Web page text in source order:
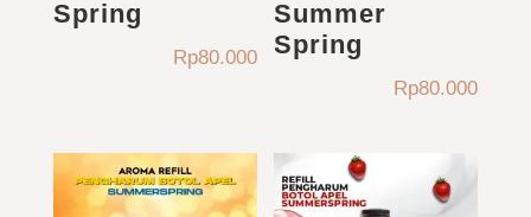
Spring
Rp80.000
Summer
Spring
Rp80.000